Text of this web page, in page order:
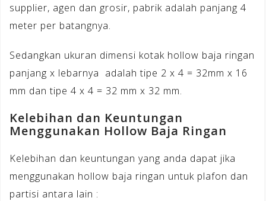
supplier, agen dan grosir, pabrik adalah panjang 4
meter per batangnya.
Sedangkan ukuran dimensi kotak hollow baja ringan
panjang x lebarnya adalah tipe 2 x 4 = 32mm x 16
mm dan tipe 4 x 4 = 32 mm x 32 mm.
Kelebihan dan Keuntungan
Menggunakan Hollow Baja Ringan
Kelebihan dan keuntungan yang anda dapat jika
menggunakan hollow baja ringan untuk plafon dan
partisi antara lain :